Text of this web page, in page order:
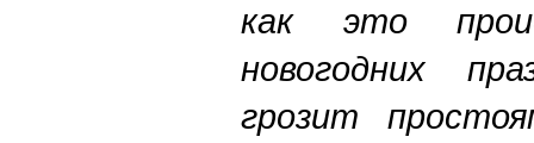
как это
новогодних
грозит